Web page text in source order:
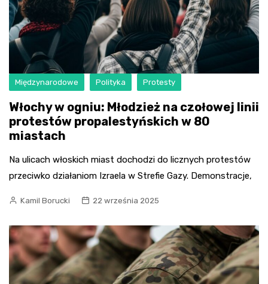
Międzynarodowe Polityka Protesty
Włochy w ogniu: Młodzież na czołowej linii
protestów propalestyńskich w 80
miastach
Na ulicach włoskich miast dochodzi do licznych protestów
przeciwko działaniom Izraela w Strefie Gazy. Demonstracje,
Kamil Borucki 22 września 2025